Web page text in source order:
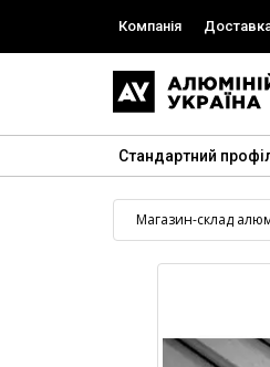
Компанія
Стандартний
Магазин-склад